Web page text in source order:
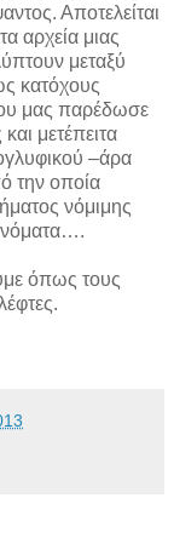
Αποτελείται
αρχεία μιας
μεταξύ
κατόχους
μας παρέδωσε
μετέπειτα
–άρα
την οποία
νόμιμης
όπως τους